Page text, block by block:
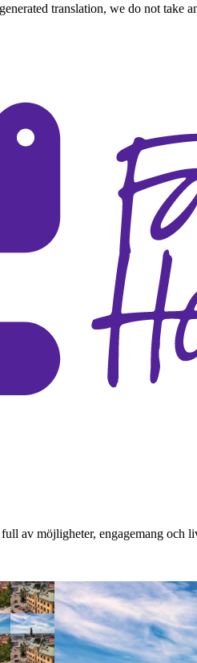
translation, we do not take
av möjligheter, engagemang och